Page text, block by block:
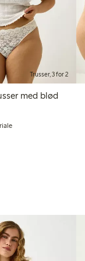
Trusser, 3 for 2
med blød